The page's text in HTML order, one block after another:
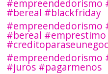
#empreendedorismo
#bereal #blackfriday
#empreendedorismo
#bereal #emprestimo
#empreendedorismo
#juros #pagarmenos